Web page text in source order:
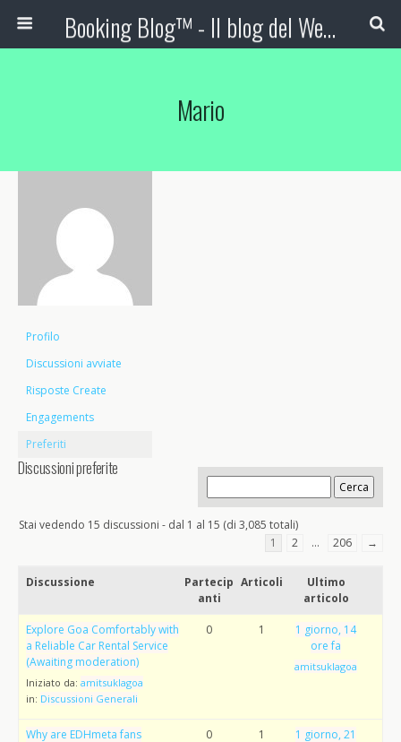
Booking Blog™ - Il blog del Web Marketing Turistico
Mario
Profilo
Discussioni avviate
Risposte Create
Engagements
Preferiti
Discussioni preferite
Stai vedendo 15 discussioni - dal 1 al 15 (di 3,085 totali)
1
2 … 206 →
Discussione
Partecip
anti
Articoli
Ultimo
articolo
Explore Goa Comfortably with
a Reliable Car Rental Service
(Awaiting moderation)
Iniziato da: amitsuklagoa
in: Discussioni Generali
0 1
1 giorno, 14
ore fa
amitsuklagoa
Why are EDHmeta fans
0 1
1 giorno, 21